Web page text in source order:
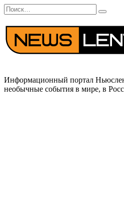
Перейти
к
содержанию
Search
for:
Информационный портал
необычные события в мире, в